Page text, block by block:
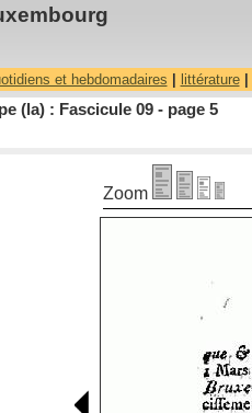
et hebdomadaires littérature|
(la) : Fascicule 09 - page 5
Zoom